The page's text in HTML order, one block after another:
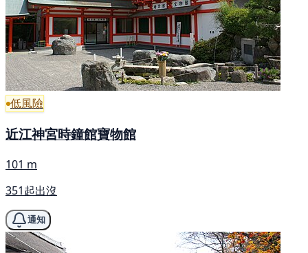
低風險
近江神宮時鐘館寶物館
101 m
351起出沒
通知